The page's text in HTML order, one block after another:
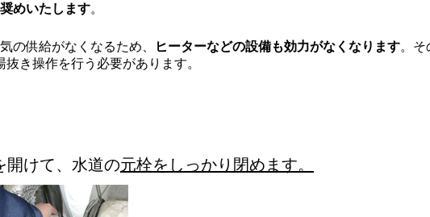
めいたします。
の供給がなくなるため、 ヒーターなどの設備も効力がなくなります。そ
き操作を行う必要があります。
開けて、水道の元栓をしっかり閉めます。